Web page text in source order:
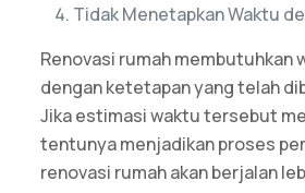
Tidak Menetapkan Waktu
Renovasi rumah membutuhkan
dengan ketetapan yang telah
Jika estimasi waktu tersebut
tentunya menjadikan proses
renovasi rumah akan berjalan